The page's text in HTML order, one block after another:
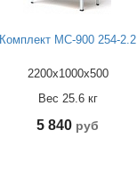
Комплект МС-900 254-2.2
2200x1000x500
Вес 25.6 кг
5 840 руб